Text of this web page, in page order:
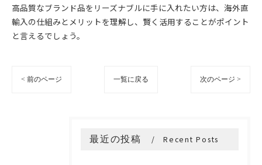
高品質なブランド品をリーズナブルに手に入れたい方は、海外直
輸入の仕組みとメリットを理解し、賢く活用することがポイント
と言えるでしょう。
< 前のページ 一覧に戻る 次のページ >
最近の投稿 Recent Posts